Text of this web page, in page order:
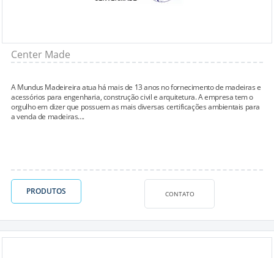
Center Made
A Mundus Madeireira atua há mais de 13 anos no fornecimento de madeiras e
acessórios para engenharia, construção civil e arquitetura. A empresa tem o
orgulho em dizer que possuem as mais diversas certificações ambientais para
a venda de madeiras....
PRODUTOS CONTATO